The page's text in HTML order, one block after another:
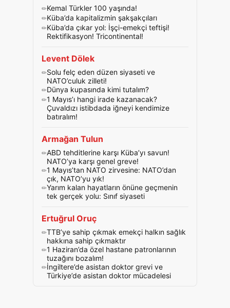
Kemal Türkler 100 yaşında!
Küba’da kapitalizmin şakşakçıları
Küba’da çıkar yol: İşçi-emekçi teftişi!
Rektifikasyon! Tricontinental!
Levent Dölek
Solu felç eden düzen siyaseti ve
NATO’culuk zilleti!
Dünya kupasında kimi tutalım?
1 Mayıs’ı hangi irade kazanacak?
Çuvaldızı istibdada iğneyi kendimize
batıralım!
Armağan Tulun
ABD tehditlerine karşı Küba’yı savun!
NATO’ya karşı genel greve!
1 Mayıs’tan NATO zirvesine: NATO’dan
çık, NATO’yu yık!
Yarım kalan hayatların önüne geçmenin
tek gerçek yolu: Sınıf siyaseti
Ertuğrul Oruç
TTB’ye sahip çıkmak emekçi halkın sağlık
hakkına sahip çıkmaktır
1 Haziran’da özel hastane patronlarının
tuzağını bozalım!
İngiltere’de asistan doktor grevi ve
Türkiye’de asistan doktor mücadelesi